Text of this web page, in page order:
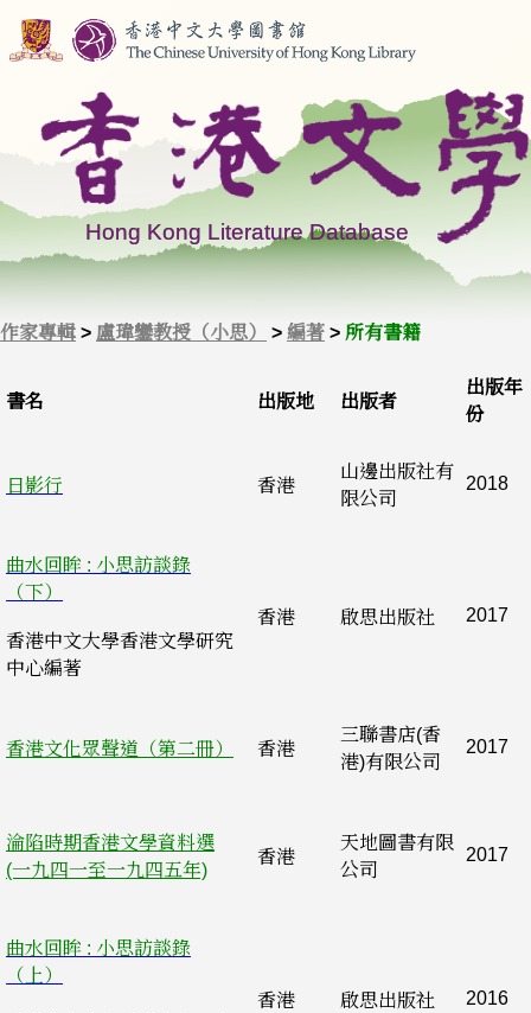
作家專輯 > 盧瑋鑾教授（小思） > 編著 > 所有書籍
書名 出版地 出版者
出版年
份
日影行 香港
山邊出版社有
限公司
2018
曲水回眸 : 小思訪談錄
（下）
香港中文大學香港文學研究
中心編著
香港 啟思出版社 2017
香港文化眾聲道（第二冊） 香港
三聯書店(香
港)有限公司
2017
淪陷時期香港文學資料選
(一九四一至一九四五年)
香港
天地圖書有限
公司
2017
曲水回眸 : 小思訪談錄
（上）
香港 啟思出版社 2016